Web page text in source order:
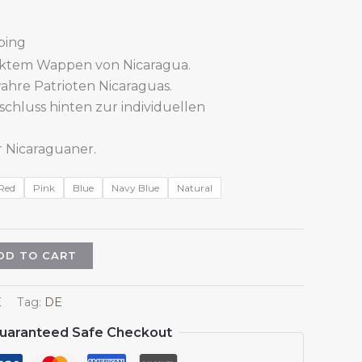
Wappen von Nicaragua.
Patrioten Nicaraguas.
hinten zur individuellen
Nicaraguaner.
Pink Blue Navy Blue Natural
TO CART
Tag: DE
Safe Checkout